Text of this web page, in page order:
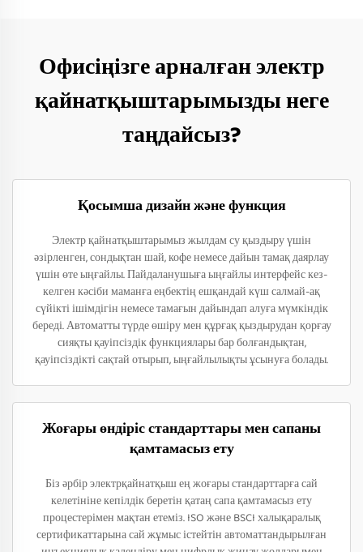
Офисіңізге арналған электр
қайнатқыштарымызды неге
таңдайсыз?
Қосымша дизайн және функция
Электр қайнатқыштарымыз жылдам су қыздыру үшін
әзірленген, сондықтан шай, кофе немесе дайын тамақ даярлау
үшін өте ыңғайлы. Пайдаланушыға ыңғайлы интерфейс кез-
келген кәсіби маманға еңбектің ешқандай күш салмай-ақ
сүйікті ішімдігін немесе тамағын дайындап алуға мүмкіндік
береді. Автоматты түрде өшіру мен құрғақ қыздырудан қорғау
сияқты қауіпсіздік функциялары бар болғандықтан,
қауіпсіздікті сақтай отырып, ыңғайлылықты ұсынуға болады.
Жоғары өндіріс стандарттары мен сапаны
қамтамасыз ету
Біз әрбір электрқайнатқыш ең жоғары стандарттарға сай
келетініне кепілдік беретін қатаң сапа қамтамасыз ету
процестерімен мақтан етеміз. ISO және BSCI халықаралық
сертификаттарына сай жұмыс істейтін автоматтандырылған